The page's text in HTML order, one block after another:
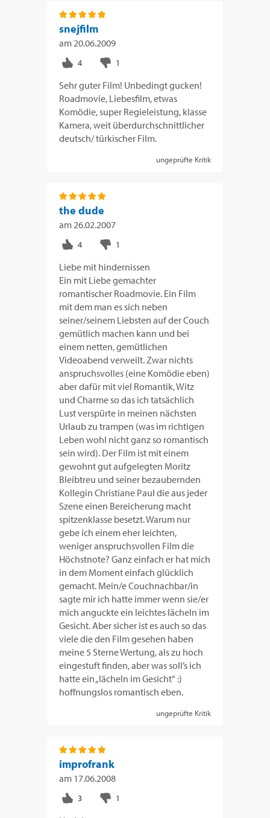
snejfilm
am 20.06.2009
Sehr guter Film! Unbedingt gucken!
Roadmovie, Liebesfilm, etwas
Komödie, super Regieleistung, klasse
Kamera, weit überdurchschnittlicher
deutsch/ türkischer Film.
ungeprüfte Kritik
the dude
am 26.02.2007
Liebe mit hindernissen
Ein mit Liebe gemachter
romantischer Roadmovie. Ein Film
mit dem man es sich neben
seiner/seinem Liebsten auf der Couch
gemütlich machen kann und bei
einem netten, gemütlichen
Videoabend verweilt. Zwar nichts
anspruchsvolles (eine Komödie eben)
aber dafür mit viel Romantik, Witz
und Charme so das ich tatsächlich
Lust verspürte in meinen nächsten
Urlaub zu trampen (was im richtigen
Leben wohl nicht ganz so romantisch
sein wird). Der Film ist mit einem
gewohnt gut aufgelegten Moritz
Bleibtreu und seiner bezaubernden
Kollegin Christiane Paul die aus jeder
Szene einen Bereicherung macht
spitzenklasse besetzt. Warum nur
gebe ich einem eher leichten,
weniger anspruchsvollen Film die
Höchstnote? Ganz einfach er hat mich
in dem Moment einfach glücklich
gemacht. Mein/e Couchnachbar/in
sagte mir ich hatte immer wenn sie/er
mich anguckte ein leichtes lächeln im
Gesicht. Aber sicher ist es auch so das
viele die den Film gesehen haben
meine 5 Sterne Wertung, als zu hoch
eingestuft finden, aber was soll’s ich
hatte ein „lächeln im Gesicht“ :)
hoffnungslos romantisch eben.
ungeprüfte Kritik
improfrank
am 17.06.2008